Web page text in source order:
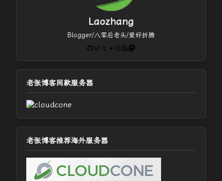
Laozhang
Blogger/八零后老头/爱好折腾
GitHub
电子邮件 X Telegram
Instagram
RSS FeedMastodon
老张博客同款服务器
老张博客推荐海外服务器